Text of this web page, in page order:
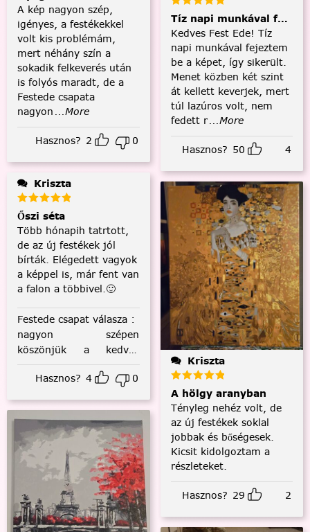
A kép nagyon szép,
igényes, a festékekkel
volt kis problémám,
mert néhány szín a
sokadik felkeverés után
is folyós maradt, de a
Festede csapata
nagyon ...More
Hasznos? 2 0
Kriszta
Őszi séta
Több hónapih tatrtott,
de az új festékek jól
bírták. Elégedett vagyok
a képpel is, már fent van
a falon a többivel.🙂
Festede csapat válasza :
nagyon szépen
köszönjük a kedves
visszajelzést! :)
Hasznos? 4 0
Tíz napi munkával
Kedves Fest Ede! Tíz
napi munkával fejeztem
be a képet, így sikerült.
Menet közben két szint
át kellett keverjek, mert
túl lazúros volt, nem
fedett r...More
Hasznos? 50 4
Kriszta
A hölgy aranyban
Tényleg nehéz volt, de
az új festékek soklal
jobbak és bőségesek.
Kicsit kidolgoztam a
részleteket.
Hasznos? 29 2